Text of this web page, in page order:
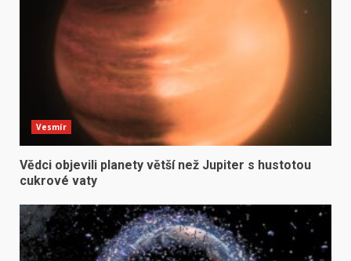
Vesmír
Vědci objevili planety větší než Jupiter s hustotou
cukrové vaty